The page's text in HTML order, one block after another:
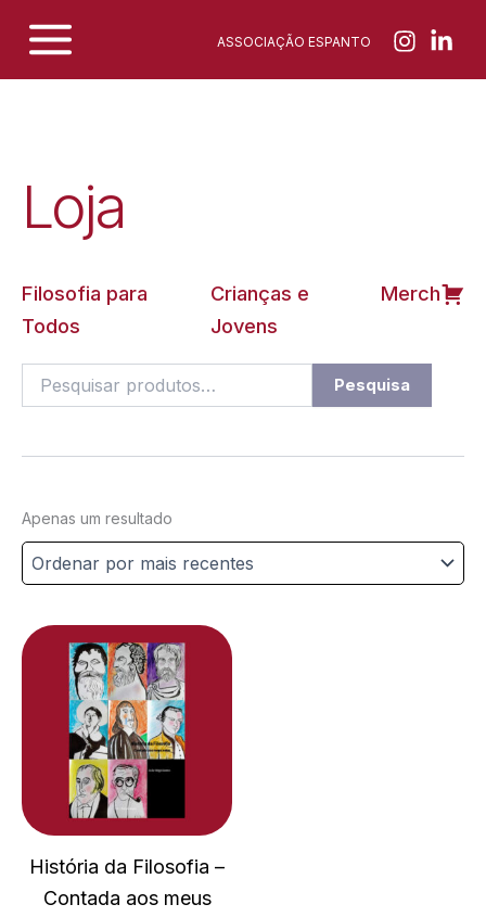
content
ASSOCIAÇÃO ESPANTO
Loja
Filosofia para
Todos
Crianças e
Jovens
Merch
por:
Pesquisa
Apenas um resultado
História da Filosofia –
Contada aos meus